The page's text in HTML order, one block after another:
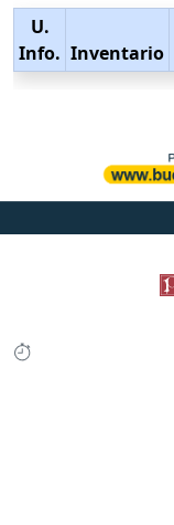
U.
Info. Inventario